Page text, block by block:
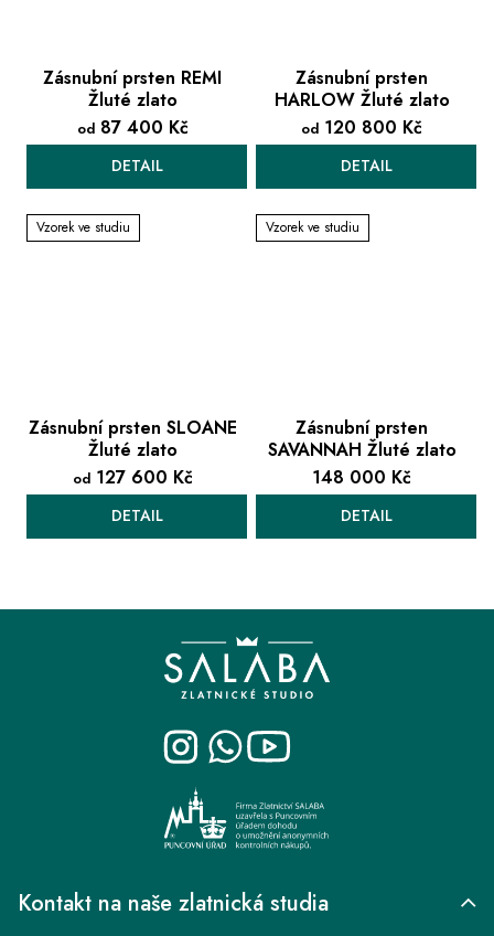
Zásnubní prsten REMI
Žluté zlato
od87 400 Kč
DETAIL
Zásnubní prsten
HARLOW Žluté zlato
od 120 800 Kč
DETAIL
Vzorek ve studiu
Zásnubní prsten SLOANE
Žluté zlato
od127 600 Kč
DETAIL
Vzorek ve studiu
Zásnubní prsten
SAVANNAH Žluté zlato
148 000 Kč
DETAIL
v
l
á
d
c
í
p
r
v
y
Kontakt na naše zlatnická studia